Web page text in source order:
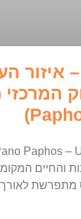
איזור
והחיים
מתפרשת לאורך